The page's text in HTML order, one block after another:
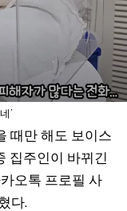
’
때만 해도 보이스
집주인이 바뀌긴
오톡 프로필 사
다.